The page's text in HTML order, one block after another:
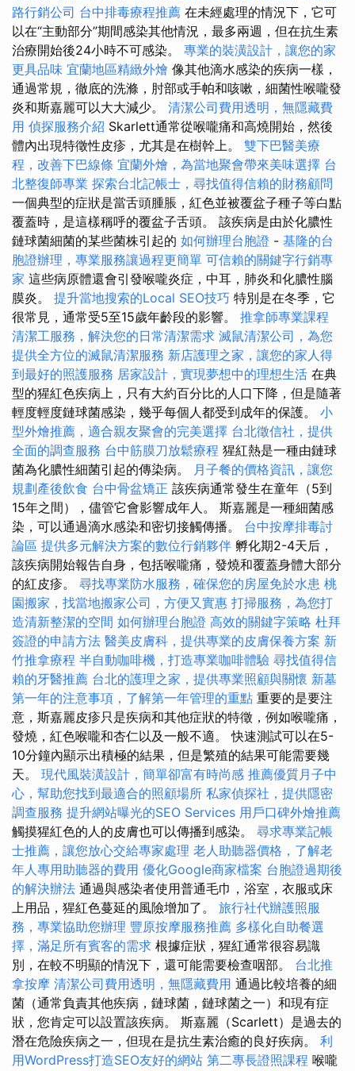
路行銷公司 台中排毒療程推薦 在未經處理的情況下，它可
以在“主動部分”期間感染其他情況，最多兩週，但在抗生素
治療開始後24小時不可感染。 專業的裝潢設計，讓您的家
更具品味 宜蘭地區精緻外燴 像其他滴水感染的疾病一樣，
通過常規，徹底的洗滌，肘部或手帕和咳嗽，細菌性喉嚨發
炎和斯嘉麗可以大大減少。 清潔公司費用透明，無隱藏費
用 偵探服務介紹 Skarlett通常從喉嚨痛和高燒開始，然後
體內出現特徵性皮疹，尤其是在樹幹上。 雙下巴醫美療
程，改善下巴線條 宜蘭外燴，為當地聚會帶來美味選擇 台
北整復師專業 探索台北記帳士，尋找值得信賴的財務顧問
一個典型的症狀是當舌頭腫脹，紅色並被覆盆子種子等白點
覆蓋時，是這樣稱呼的覆盆子舌頭。 該疾病是由於化膿性
鏈球菌細菌的某些菌株引起的 如何辦理台胞證 - 基隆的台
胞證辦理，專業服務讓過程更簡單 可信賴的關鍵字行銷專
家 這些病原體還會引發喉嚨炎症，中耳，肺炎和化膿性腦
膜炎。 提升當地搜索的Local SEO技巧 特別是在冬季，它
很常見，通常受5至15歲年齡段的影響。 推拿師專業課程
清潔工服務，解決您的日常清潔需求 滅鼠清潔公司，為您
提供全方位的滅鼠清潔服務 新店護理之家，讓您的家人得
到最好的照護服務 居家設計，實現夢想中的理想生活 在典
型的猩紅色疾病上，只有大約百分比的人口下降，但是隨著
輕度輕度鏈球菌感染，幾乎每個人都受到成年的保護。 小
型外燴推薦，適合親友聚會的完美選擇 台北徵信社，提供
全面的調查服務 台中筋膜刀放鬆療程 猩紅熱是一種由鏈球
菌為化膿性細菌引起的傳染病。 月子餐的價格資訊，讓您
規劃產後飲食 台中骨盆矯正 該疾病通常發生在童年（5到
15年之間），儘管它會影響成年人。 斯嘉麗是一種細菌感
染，可以通過滴水感染和密切接觸傳播。 台中按摩排毒討
論區 提供多元解決方案的數位行銷夥伴 孵化期2-4天后，
該疾病開始報告自身，包括喉嚨痛，發燒和覆蓋身體大部分
的紅皮疹。 尋找專業防水服務，確保您的房屋免於水患 桃
園搬家，找當地搬家公司，方便又實惠 打掃服務，為您打
造清新整潔的空間 如何辦理台胞證 高效的關鍵字策略 杜拜
簽證的申請方法 醫美皮膚科，提供專業的皮膚保養方案 新
竹推拿療程 半自動咖啡機，打造專業咖啡體驗 尋找值得信
賴的牙醫推薦 台北的護理之家，提供專業照顧與關懷 新墓
第一年的注意事項，了解第一年管理的重點 重要的是要注
意，斯嘉麗皮疹只是疾病和其他症狀的特徵，例如喉嚨痛，
發燒，紅色喉嚨和杏仁以及一般不適。 快速測試可以在5-
10分鐘內顯示出積極的結果，但是繁殖的結果可能需要幾
天。 現代風裝潢設計，簡單卻富有時尚感 推薦優質月子中
心，幫助您找到最適合的照顧場所 私家偵探社，提供隱密
調查服務 提升網站曝光的SEO Services 用戶口碑外燴推薦
觸摸猩紅色的人的皮膚也可以傳播到感染。 尋求專業記帳
士推薦，讓您放心交給專家處理 老人助聽器價格，了解老
年人專用助聽器的費用 優化Google商家檔案 台胞證過期後
的解決辦法 通過與感染者使用普通毛巾，浴室，衣服或床
上用品，猩紅色蔓延的風險增加了。 旅行社代辦護照服
務，專業協助您辦理 豐原按摩服務推薦 多樣化自助餐選
擇，滿足所有賓客的需求 根據症狀，猩紅通常很容易識
別，在較不明顯的情況下，還可能需要檢查咽部。 台北推
拿按摩 清潔公司費用透明，無隱藏費用 通過比較培養的細
菌（通常負責其他疾病，鏈球菌，鏈球菌之一）和現有症
狀，您肯定可以設置該疾病。 斯嘉麗（Scarlett）是過去的
潛在危險疾病之一，但現在是抗生素治癒的良好疾病。 利
用WordPress打造SEO友好的網站 第二專長證照課程 喉嚨